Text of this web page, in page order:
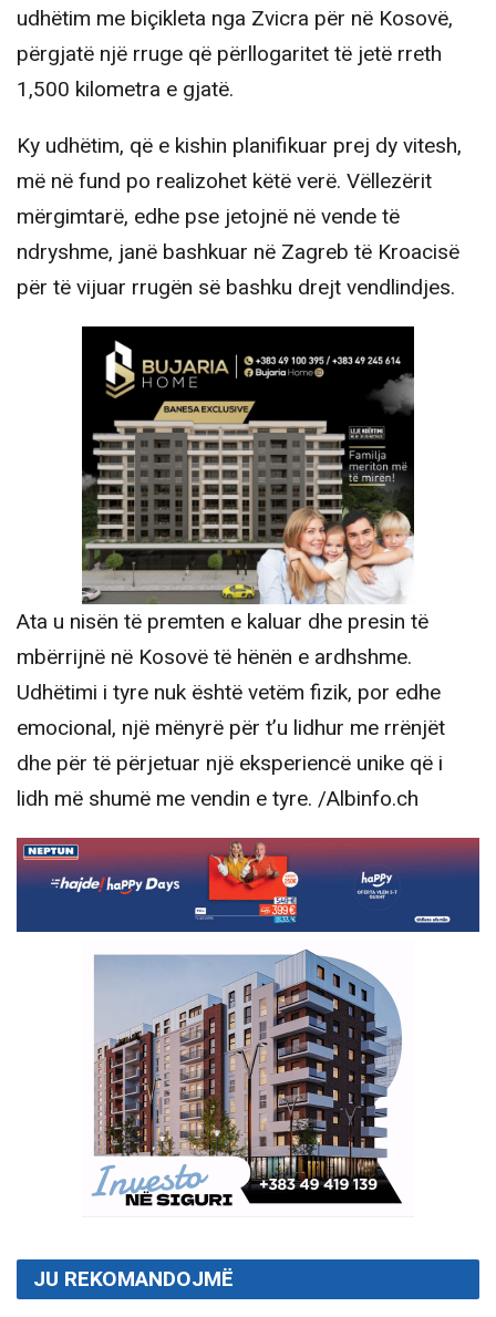
udhëtim me biçikleta nga Zvicra për në Kosovë,
përgjatë një rruge që përllogaritet të jetë rreth
1,500 kilometra e gjatë.
Ky udhëtim, që e kishin planifikuar prej dy vitesh,
më në fund po realizohet këtë verë. Vëllezërit
mërgimtarë, edhe pse jetojnë në vende të
ndryshme, janë bashkuar në Zagreb të Kroacisë
për të vijuar rrugën së bashku drejt vendlindjes.
Ata u nisën të premten e kaluar dhe presin të
mbërrijnë në Kosovë të hënën e ardhshme.
Udhëtimi i tyre nuk është vetëm fizik, por edhe
emocional, një mënyrë për t’u lidhur me rrënjët
dhe për të përjetuar një eksperiencë unike që i
lidh më shumë me vendin e tyre. /Albinfo.ch
JU REKOMANDOJMË